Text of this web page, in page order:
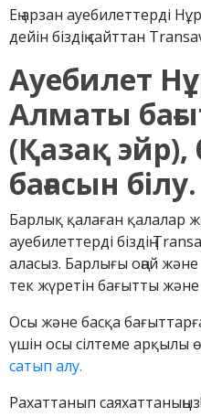
Ең арзан ауебилеттерді
дейін біздің сайттан
Ауебилет
Алматы
(Қазақ эйр),
бағасын білу.
Барлық қалаған қалалар
ауебилеттерді біздің
аласыз. Барлығы оңай
тек жүретін бағытты және
Осы және басқа
үшін осы сілтеме арқылы
сатып алу.
Рахаттанып саяхаттаныңыз!